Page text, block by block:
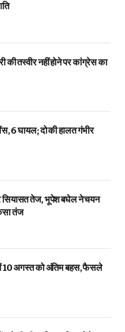
की तस्वीर नहीं होने पर कांग्रेस का
6 घायल; दो की हालत गंभीर
सियासत तेज, भूपेश बघेल ने चयन
तंज
10 अगस्त को अंतिम बहस, फैसले